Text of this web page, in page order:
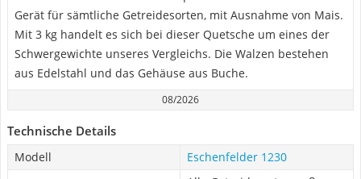
Gerät für sämtliche Getreidesorten, mit Ausnahme von Mais.
Mit 3 kg handelt es sich bei dieser Quetsche um eines der
Schwergewichte unseres Vergleichs. Die Walzen bestehen
aus Edelstahl und das Gehäuse aus Buche.
08/2026
Technische Details
Modell Eschenfelder 1230